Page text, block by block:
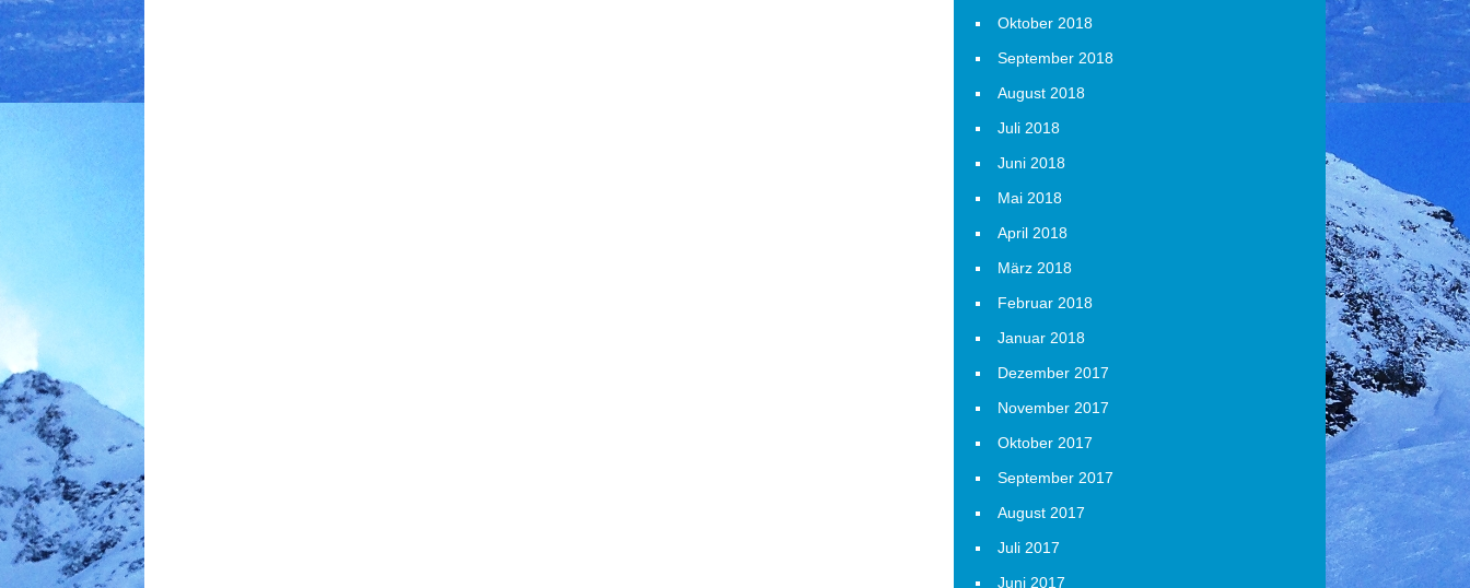
Oktober 2018
September 2018
August 2018
Juli 2018
Juni 2018
Mai 2018
April 2018
März 2018
Februar 2018
Januar 2018
Dezember 2017
November 2017
Oktober 2017
September 2017
August 2017
Juli 2017
Juni 2017